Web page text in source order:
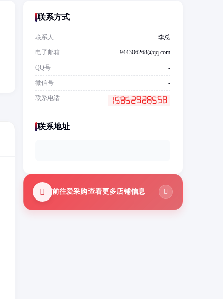
联系方式
联系人 李总
电子邮箱 944306268@qq.com
QQ号 -
微信号 -
联系电话
联系地址
-
前往爱采购查看更多店铺信息